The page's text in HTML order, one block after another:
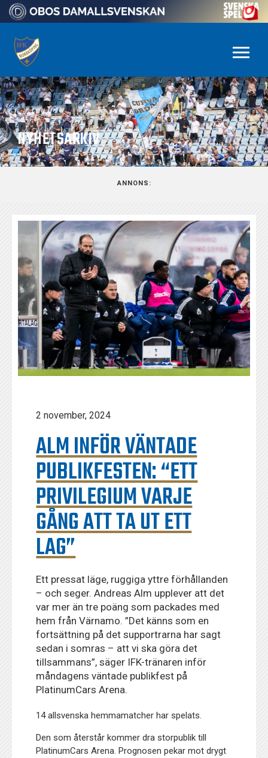
NYHETSARKIV
ANNONS:
2 november, 2024
ALM INFÖR VÄNTADE
PUBLIKFESTEN: “ETT
PRIVILEGIUM VARJE
GÅNG ATT TA UT ETT
LAG”
Ett pressat läge, ruggiga yttre förhållanden
– och seger. Andreas Alm upplever att det
var mer än tre poäng som packades med
hem från Värnamo. ”Det känns som en
fortsättning på det supportrarna har sagt
sedan i somras – att vi ska göra det
tillsammans”, säger IFK-tränaren inför
måndagens väntade publikfest på
PlatinumCars Arena.
14 allsvenska hemmamatcher har spelats.
Den som återstår kommer dra storpublik till
PlatinumCars Arena. Prognosen pekar mot drygt